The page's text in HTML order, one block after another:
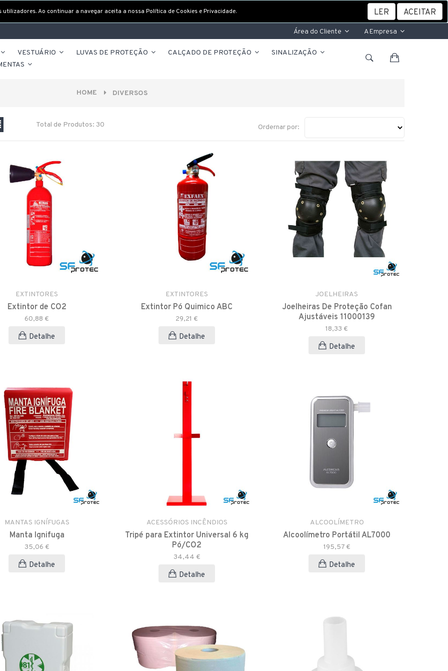
Ao continuar a navegar aceita a nossa Política de Cookies e Privacidade. LER ACEITAR
Área do Cliente A Empresa
VESTUÁRIO LUVAS DE PROTEÇÃO CALÇADO DE PROTEÇÃO
SINALIZAÇÃO
HOME DIVERSOS
Total de Produtos: 30 Ordernar por:
EXTINTORES
Extintor de CO2
60,88 €
Detalhe
EXTINTORES
Extintor Pó Quimico ABC
29,21 €
Detalhe
JOELHEIRAS
Joelheiras De Proteção Cofan
Ajustáveis 11000139
18,33 €
Detalhe
MANTAS IGNÍFUGAS
Manta Ignifuga
35,06 €
Detalhe
ACESSÓRIOS INCÊNDIOS
Tripé para Extintor Universal 6 kg
Pó/CO2
34,44 €
Detalhe
ALCOOLÍMETRO
Alcoolímetro Portátil AL7000
195,57 €
Detalhe